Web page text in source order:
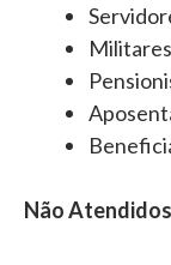
Não